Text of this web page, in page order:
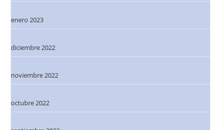
enero 2023
diciembre 2022
noviembre 2022
octubre 2022